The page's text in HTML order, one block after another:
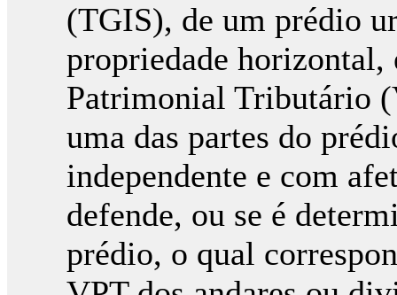
(TGIS), de um prédio
propriedade horizontal,
Patrimonial Tributário
uma das partes do
independente e com
defende, ou se é
prédio, o qual